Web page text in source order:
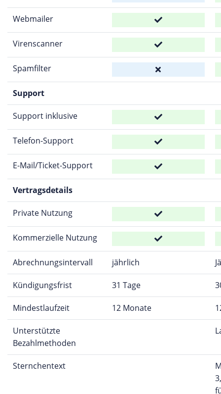
Webmailer
Virenscanner
Spamfilter
Support
Support inklusive
Telefon-Support
E-Mail/Ticket-Support
Vertragsdetails
Private Nutzung
Kommerzielle Nutzung
Abrechnungsintervall jährlich
Kündigungsfrist 31 Tage
Mindestlaufzeit 12 Monate
Unterstützte
Bezahlmethoden
Sternchentext